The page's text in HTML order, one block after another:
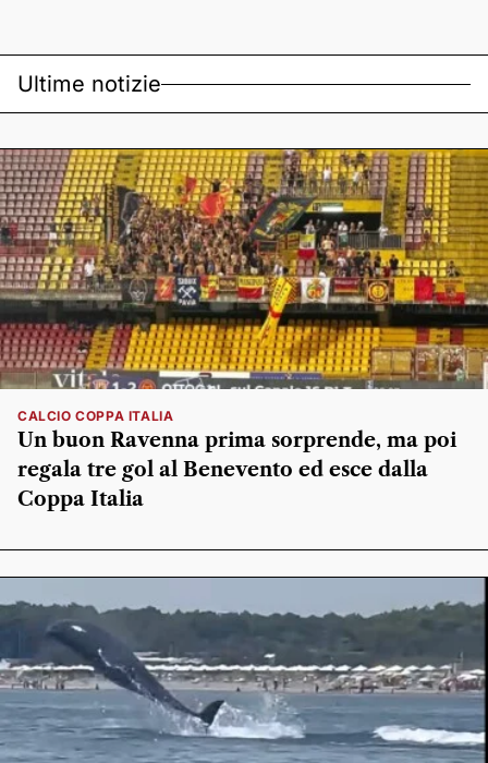
Ultime notizie
CALCIO COPPA ITALIA
Un buon Ravenna prima sorprende, ma poi
regala tre gol al Benevento ed esce dalla
Coppa Italia